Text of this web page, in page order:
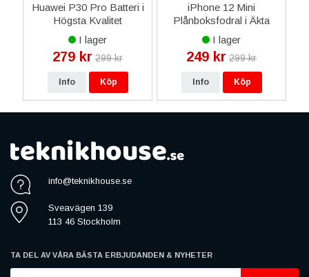
Huawei P30 Pro Batteri i
Högsta Kvalitet
I lager
279 kr 299 kr
Info Köp
iPhone 12 Mini
Plånboksfodral i Äkta
läder - Rosa
I lager
249 kr 299 kr
Info Köp
info@teknikhouse.se
Sveavägen 139
113 46 Stockholm
TA DEL AV VÅRA BÄSTA ERBJUDANDEN & NYHETER